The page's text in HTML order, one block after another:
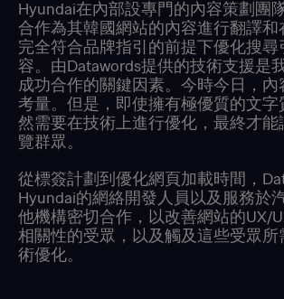
Hyundai在內部設專門的內容策劃團
合作為其韓國網站的內容進行翻譯和
完全符合品牌指引的前提下優化搜尋
容。由Datawords提供的技術支援是
成功合作的關鍵因素。今時今日，
考量。但是，即使擁有極優質的文字
然需要在技術上進行優化，最終才能
覽群眾。
從標簽計劃到優化網頁加載時間，
Hyundai的網絡開發人員以及服務於
他機構密切合作，以改善網站的UX/
相關性的受眾，以及觸及這些受眾所
術優化。